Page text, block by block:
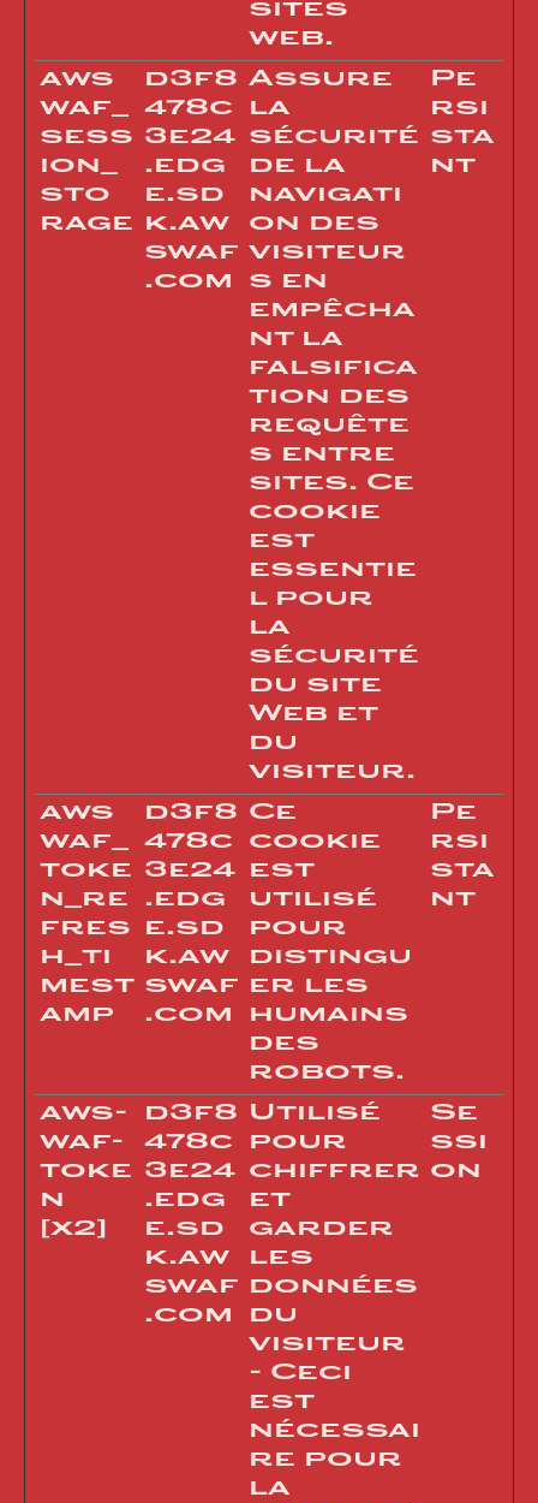
sites
web.
aws
waf_
sess
ion_
sto
rage
d3f8
478c
3e24
.edg
e.sd
k.aw
swaf
.com
Assure
la
sécurité
de la
navigati
on des
visiteur
s en
empêcha
nt la
falsifica
tion des
requête
s entre
sites. Ce
cookie
est
essentie
l pour
la
sécurité
du site
Web et
du
visiteur.
Pe
rsi
sta
nt
aws
waf_
toke
n_re
fres
h_ti
mest
amp
d3f8
478c
3e24
.edg
e.sd
k.aw
swaf
.com
Ce
cookie
est
utilisé
pour
distingu
er les
humains
des
robots.
Pe
rsi
sta
nt
aws-
waf-
toke
n
[x2]
d3f8
478c
3e24
.edg
e.sd
k.aw
swaf
.com
Utilisé
pour
chiffrer
et
garder
les
données
du
visiteur
- Ceci
est
nécessai
re pour
la
Se
ssi
on